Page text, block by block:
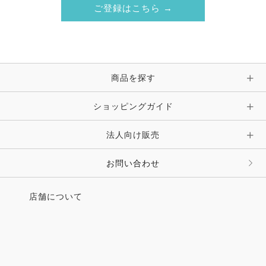
ご登録はこちら →
商品を探す
ショッピングガイド
法人向け販売
お問い合わせ
店舗について